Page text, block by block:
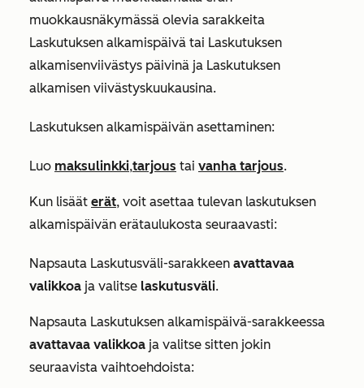
muokkausnäkymässä olevia sarakkeita
Laskutuksen alkamispäivä tai Laskutuksen
alkamisenviivästys päivinä ja Laskutuksen
alkamisen viivästyskuukausina.
Laskutuksen alkamispäivän asettaminen:
Luo maksulinkki,tarjous tai vanha tarjous.
Kun lisäät erät, voit asettaa tulevan laskutuksen
alkamispäivän erätaulukosta seuraavasti:
Napsauta Laskutusväli-sarakkeen avattavaa
valikkoa ja valitse laskutusväli.
Napsauta Laskutuksen alkamispäivä-sarakkeessa
avattavaa valikkoa ja valitse sitten jokin
seuraavista vaihtoehdoista: